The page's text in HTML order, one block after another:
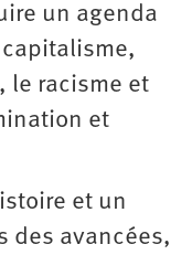
un agenda
le racisme et
et
et un
des avancées,